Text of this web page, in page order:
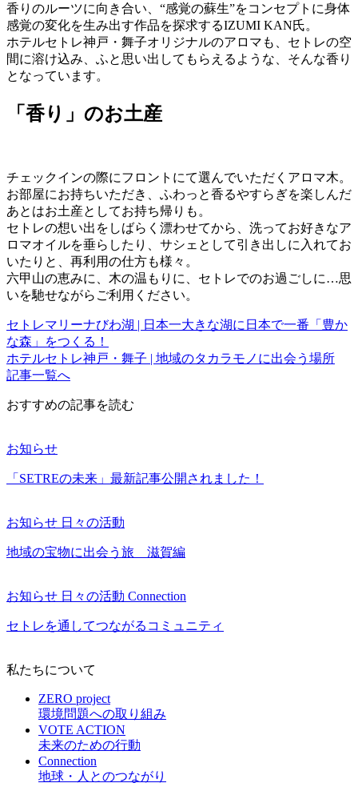
香りのルーツに向き合い、“感覚の蘇生”をコンセプトに身体
感覚の変化を生み出す作品を探求するIZUMI KAN氏。
ホテルセトレ神戸・舞子オリジナルのアロマも、セトレの空
間に溶け込み、ふと思い出してもらえるような、そんな香り
となっています。
「香り」のお土産
チェックインの際にフロントにて選んでいただくアロマ木。
お部屋にお持ちいただき、ふわっと香るやすらぎを楽しんだ
あとはお土産としてお持ち帰りも。
セトレの想い出をしばらく漂わせてから、洗ってお好きなア
ロマオイルを垂らしたり、サシェとして引き出しに入れてお
いたりと、再利用の仕方も様々。
六甲山の恵みに、木の温もりに、セトレでのお過ごしに…思
いを馳せながらご利用ください。
セトレマリーナびわ湖 | 日本一大きな湖に日本で一番「豊か
な森」をつくる！
ホテルセトレ神戸・舞子 | 地域のタカラモノに出会う場所
記事一覧へ
おすすめの記事を読む
お知らせ
「SETREの未来」最新記事公開されました！
お知らせ 日々の活動
地域の宝物に出会う旅 滋賀編
お知らせ 日々の活動 Connection
セトレを通してつながるコミュニティ
私たちについて
ZERO project
環境問題への取り組み
VOTE ACTION
未来のための行動
Connection
地球・人とのつながり